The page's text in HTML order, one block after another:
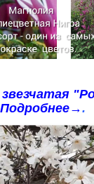
Подробнее→.